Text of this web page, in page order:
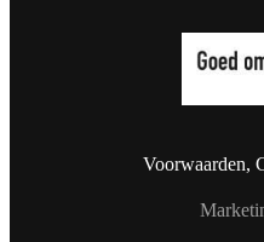
Voorwaarden,